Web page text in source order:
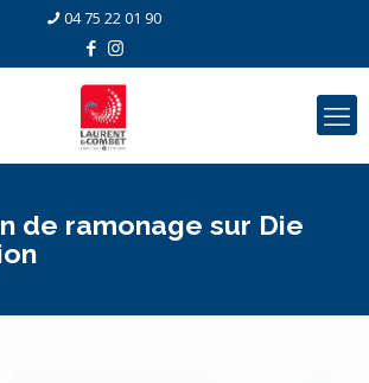
04 75 22 01 90
de ramonage sur Die